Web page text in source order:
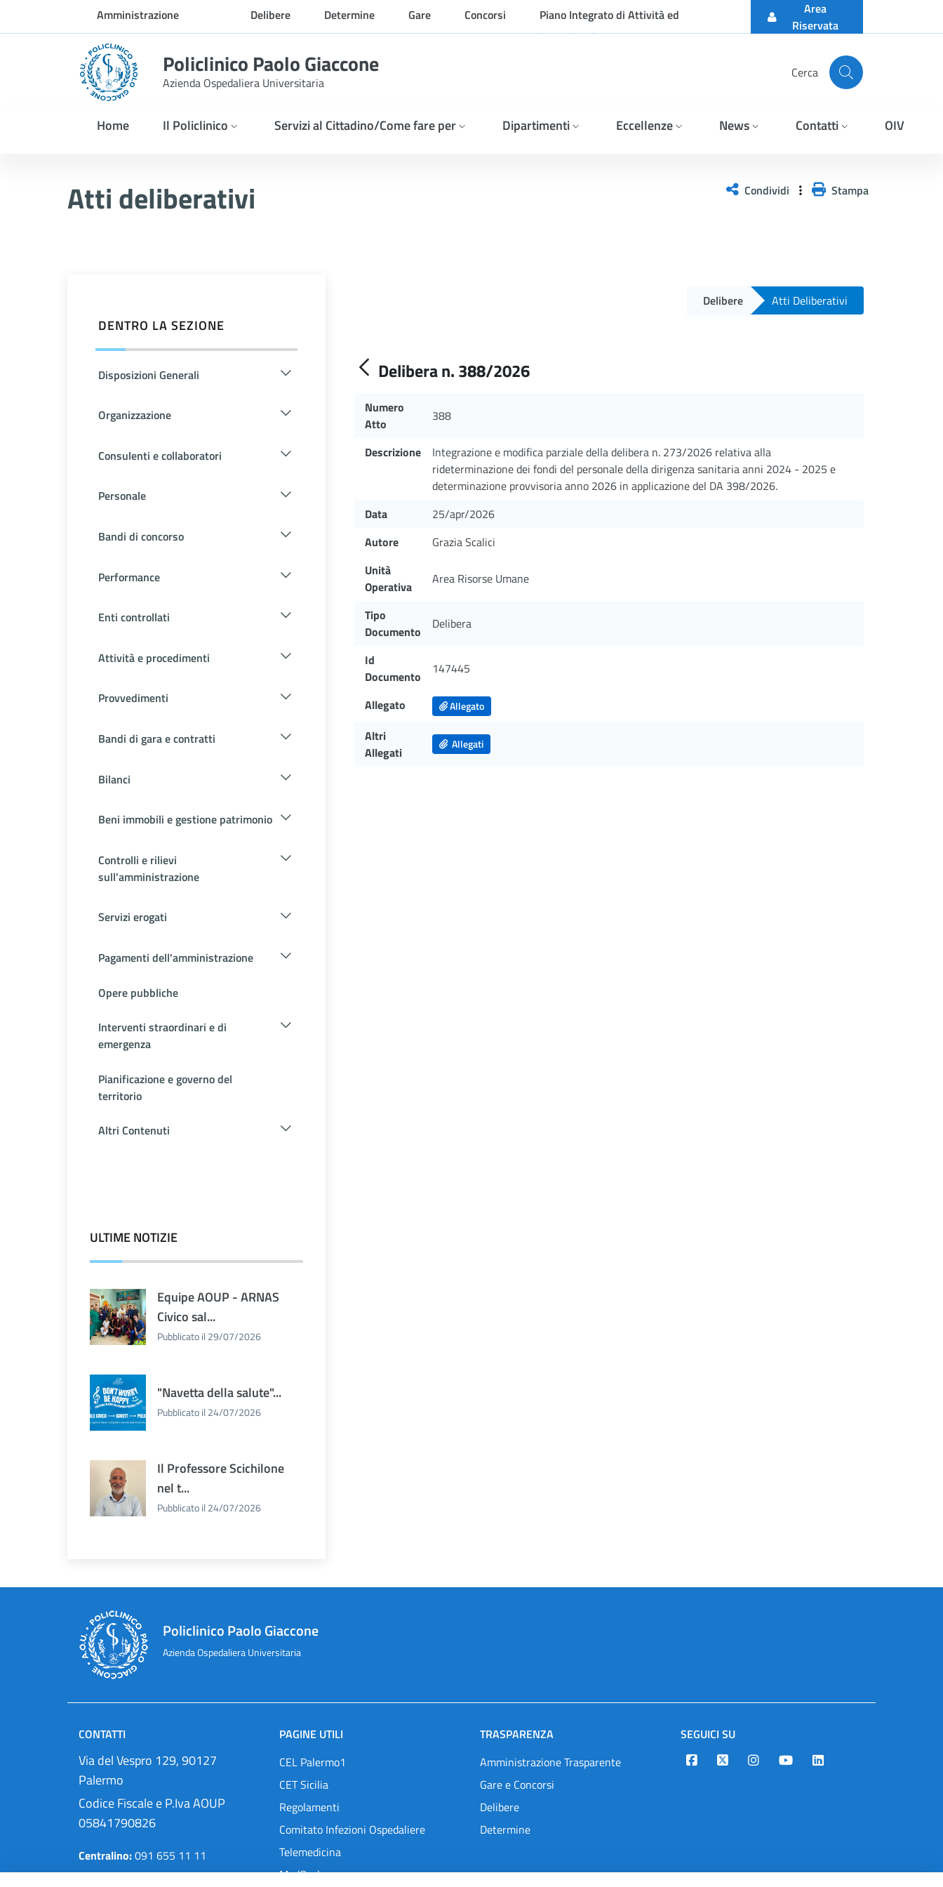
Skip to Main ContentAmministrazione
trasparente
Delibere Determine Gare Concorsi
Piano Integrato di Attività ed
Organizzazione
Area
Riservata
Policlinico Paolo Giaccone
Azienda Ospedaliera Universitaria
Cerca
Home Il Policlinico Servizi al Cittadino/Come fare per Dipartimenti Eccellenze News Contatti OIV
Atti deliberativi Condividi Stampa
DENTRO LA SEZIONE
Disposizioni Generali
Organizzazione
Consulenti e collaboratori
Personale
Bandi di concorso
Performance
Enti controllati
Attività e procedimenti
Provvedimenti
Bandi di gara e contratti
Bilanci
Beni immobili e gestione patrimonio
Controlli e rilievi
sull'amministrazione
Servizi erogati
Pagamenti dell'amministrazione
Opere pubbliche
Interventi straordinari e di
emergenza
Pianificazione e governo del
territorio
Altri Contenuti
ULTIME NOTIZIE
Equipe AOUP - ARNAS
Civico sal...
Pubblicato il 29/07/2026
"Navetta della salute"...
Pubblicato il 24/07/2026
Il Professore Scichilone
nel t...
Pubblicato il 24/07/2026
Delibere Atti Deliberativi
Delibera n. 388/2026
Numero
Atto
388
Descrizione
Integrazione e modifica parziale della delibera n. 273/2026 relativa alla
rideterminazione dei fondi del personale della dirigenza sanitaria anni 2024 - 2025 e
determinazione provvisoria anno 2026 in applicazione del DA 398/2026.
Data
25/apr/2026
Autore
Grazia Scalici
Unità
Operativa
Area Risorse Umane
Tipo
Documento
Delibera
Id
Documento
147445
Allegato Allegato
Altri
Allegati
Allegati
Policlinico Paolo Giaccone
Azienda Ospedaliera Universitaria
CONTATTI
Via del Vespro 129, 90127
Palermo
Codice Fiscale e P.Iva AOUP
05841790826
Centralino:091 655 11 11
Pec:protocollo@cert.policlinico.pa.it
PAGINE UTILI
CEL Palermo1
CET Sicilia
Regolamenti
Comitato Infezioni Ospedaliere
Telemedicina
MedOral
TRASPARENZA
Amministrazione Trasparente
Gare e Concorsi
Delibere
Determine
SEGUICI SU
Designers Italia
TwitterInstagramYoutubeLinkedin